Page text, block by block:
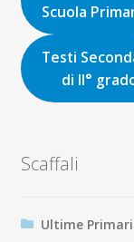
Scuola
Testi
di II°
Scaffali
Ultime